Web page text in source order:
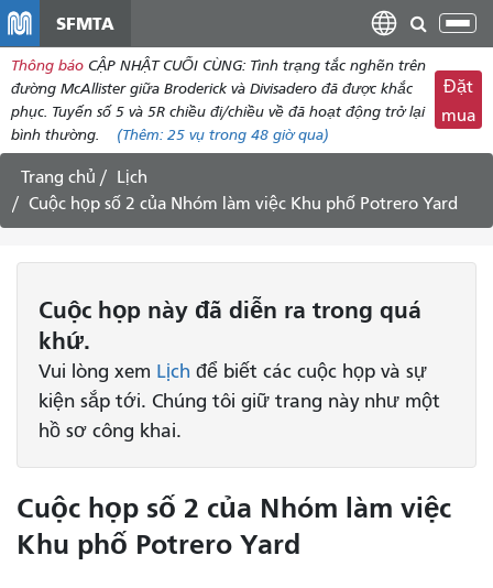
dung
SFMTA
Thông báo CẬP NHẬT CUỐI CÙNG: Tình trạng tắc nghẽn trên
đường McAllister giữa Broderick và Divisadero đã được khắc
phục. Tuyến số 5 và 5R chiều đi/chiều về đã hoạt động trở lại
bình thường.
(Thêm: 25 vụ trong 48 giờ qua)
Đặt
mua
Trang chủ
Lịch
Cuộc họp số 2 của Nhóm làm việc Khu phố Potrero Yard
Cuộc họp này đã diễn ra trong quá
khứ.
Vui lòng xem Lịch để biết các cuộc họp và sự
kiện sắp tới. Chúng tôi giữ trang này như một
hồ sơ công khai.
Cuộc họp số 2 của Nhóm làm việc
Khu phố Potrero Yard